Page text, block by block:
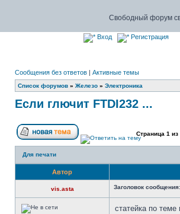
Свободный форум
Вход Регистрация
Сообщения без ответов | Активные темы
Список форумов » Железо » Электроника
Если глючит FTDI232 ...
Страница 1 из
Для печати
Автор
vis.asta Заголовок сообщения:
статейка по